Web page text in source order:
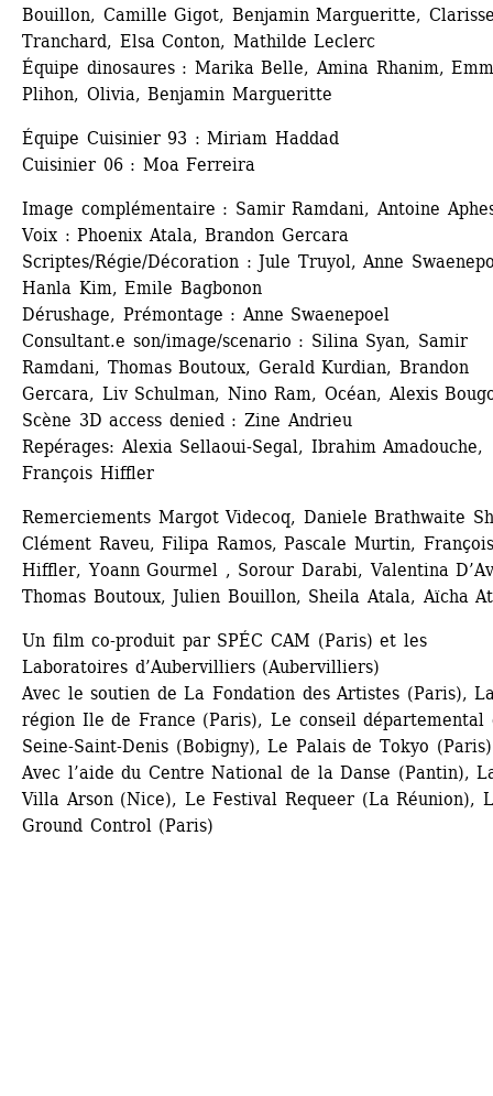
Bouillon, Camille Gigot, Benjamin Margueritte,
Tranchard, Elsa Conton, Mathilde Leclerc
Équipe dinosaures : Marika Belle, Amina Rhanim,
Plihon, Olivia, Benjamin Margueritte
Équipe Cuisinier 93 : Miriam Haddad
Cuisinier 06 : Moa Ferreira
Image complémentaire : Samir Ramdani, Antoine
Voix : Phoenix Atala, Brandon Gercara
Scriptes/Régie/Décoration : Jule Truyol, Anne
Hanla Kim, Emile Bagbonon
Dérushage, Prémontage : Anne Swaenepoel
Consultant.e son/image/scenario : Silina Syan, Samir
Ramdani, Thomas Boutoux, Gerald Kurdian, Brandon
Gercara, Liv Schulman, Nino Ram, Océan, Alexis
Scène 3D access denied : Zine Andrieu
Repérages: Alexia Sellaoui-Segal, Ibrahim Amadouche,
François Hiffler
Remerciements Margot Videcoq, Daniele Brathwaite
Clément Raveu, Filipa Ramos, Pascale Murtin, François
Hiffler, Yoann Gourmel , Sorour Darabi, Valentina
Thomas Boutoux, Julien Bouillon, Sheila Atala, Aïcha
Un film co-produit par SPÉC CAM (Paris) et les
Laboratoires d’Aubervilliers (Aubervilliers)
Avec le soutien de La Fondation des Artistes (Paris),
région Ile de France (Paris), Le conseil départemental
Seine-Saint-Denis (Bobigny), Le Palais de Tokyo (Paris)
Avec l’aide du Centre National de la Danse (Pantin),
Villa Arson (Nice), Le Festival Requeer (La Réunion),
Ground Control (Paris)